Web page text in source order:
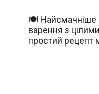
🍽️ Найсмачніше
варення з
простий рецепт